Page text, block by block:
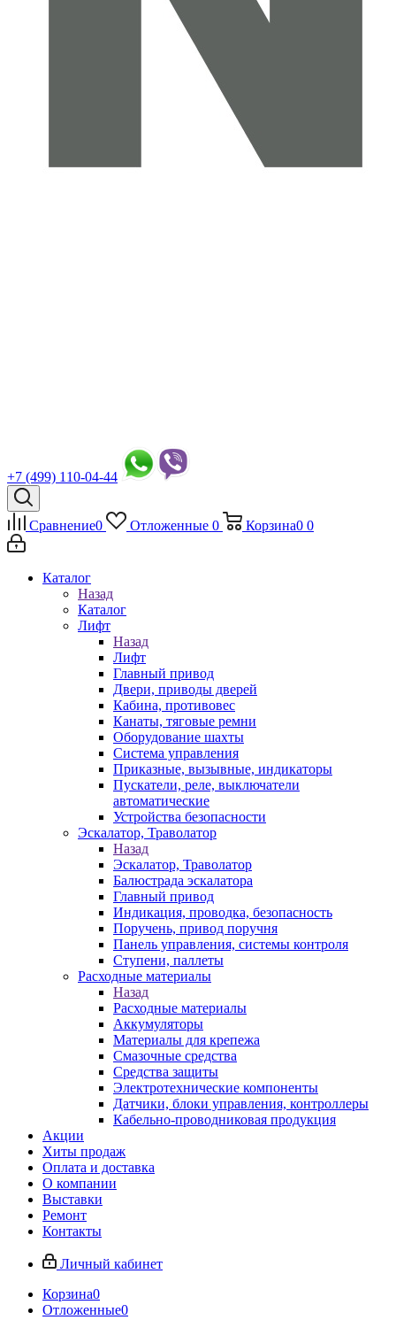
+7 (499) 110-04-44
Сравнение0 Отложенные 0 Корзина0 0
Каталог
Назад
Каталог
Лифт
Назад
Лифт
Главный привод
Двери, приводы дверей
Кабина, противовес
Канаты, тяговые ремни
Оборудование шахты
Система управления
Приказные, вызывные, индикаторы
Пускатели, реле, выключатели
автоматические
Устройства безопасности
Эскалатор, Траволатор
Назад
Эскалатор, Траволатор
Балюстрада эскалатора
Главный привод
Индикация, проводка, безопасность
Поручень, привод поручня
Панель управления, системы контроля
Ступени, паллеты
Расходные материалы
Назад
Расходные материалы
Аккумуляторы
Материалы для крепежа
Смазочные средства
Средства защиты
Электротехнические компоненты
Датчики, блоки управления, контроллеры
Кабельно-проводниковая продукция
Акции
Хиты продаж
Оплата и доставка
О компании
Выставки
Ремонт
Контакты
Личный кабинет
Корзина0
Отложенные0